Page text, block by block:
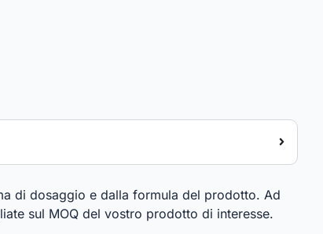
di dosaggio e dalla formula del prodotto. Ad
sul MOQ del vostro prodotto di interesse.